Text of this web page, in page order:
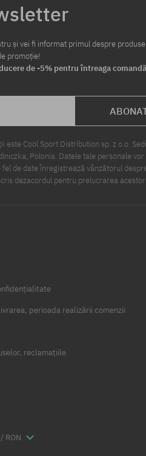
și vei fi informat primul despre
promoție!
de -5% pentru întreaga
Cool Sport Distribution sp. z o.o.
Polonia. Datele tale personale
de date înregistrează vânzătorul
dezacordul pentru prelucrarea
perioada realizării comenzii
reclamațiile
RON